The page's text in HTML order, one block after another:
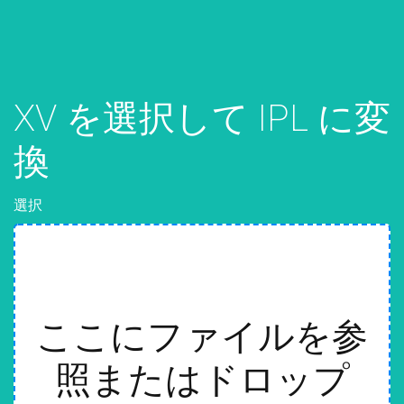
XV を選択して IPL に変
換
選択
ここにファイルを参
照またはドロップ